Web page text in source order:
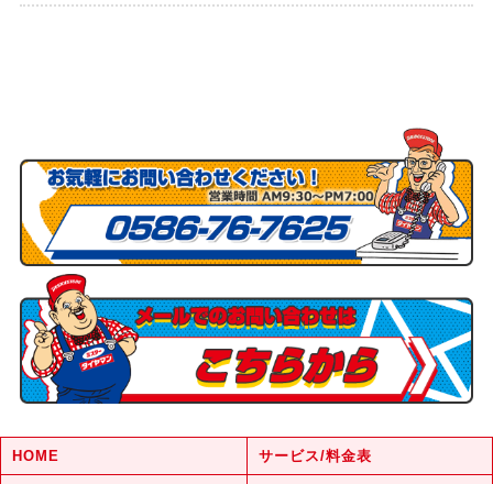
HOME サービス/料金表